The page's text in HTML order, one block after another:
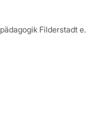
Filderstadt e.